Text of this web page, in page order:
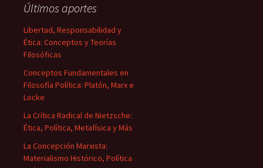
Últimos aportes
Libertad, Responsabilidad y
Ética: Conceptos y Teorías
Filosóficas
Conceptos Fundamentales en
Filosofía Política: Platón, Marx e
Locke
La Crítica Radical de Nietzsche:
Ética, Política, Metafísica y Más
La Concepción Marxista:
Materialismo Histórico, Política